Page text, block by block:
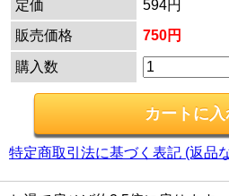
定価
594円
販売価格
750円
購入数
特定商取引法に基づく表記 (返品